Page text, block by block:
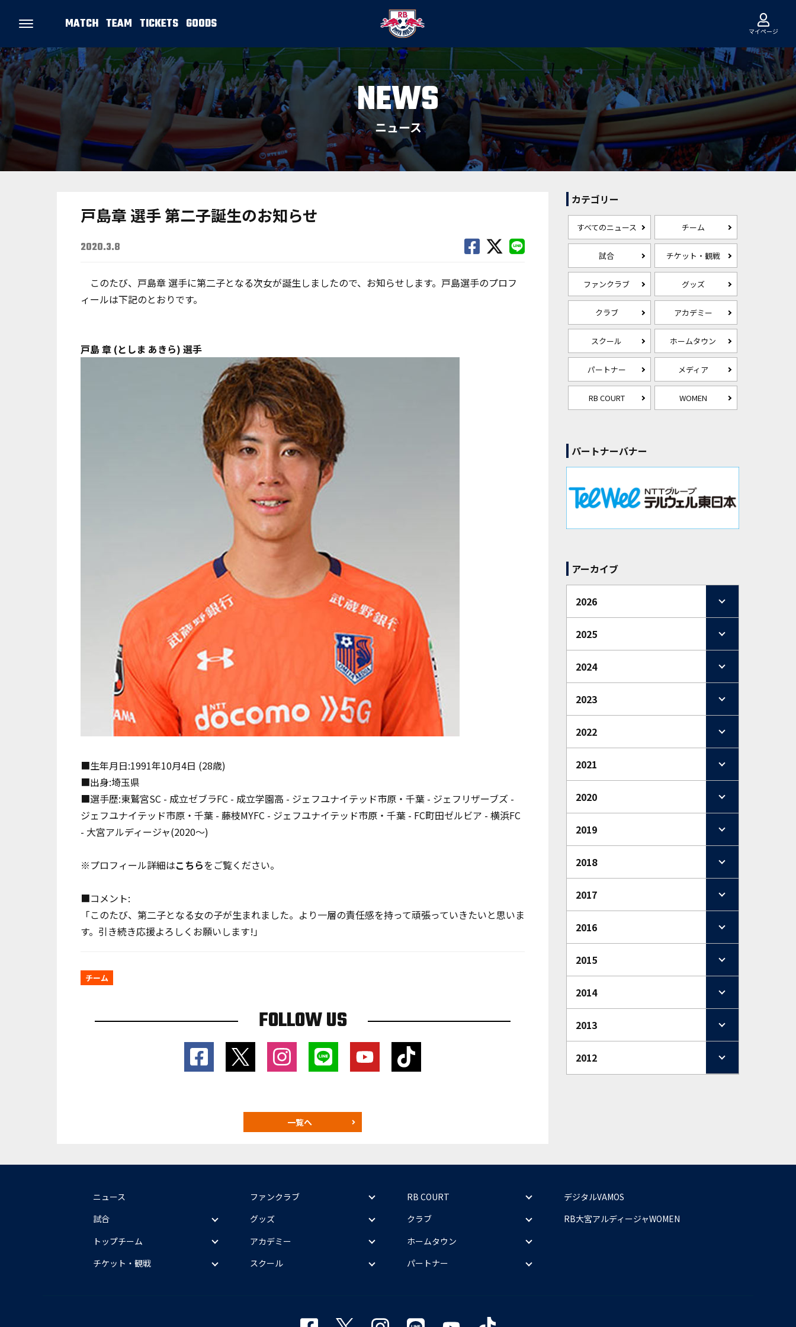
MATCH TEAM TICKETS GOODS マイページ
NEWS
ニュース
戸島章 選手 第二子誕生のお知らせ
2020.3.8
このたび、戸島章 選手に第二子となる次女が誕生しましたので、お知らせします。戸島選手のプロフ
ィールは下記のとおりです。
戸島 章 (としま あきら) 選手
■生年月日:1991年10月4日 (28歳)
■出身:埼玉県
■選手歴:東鷲宮SC - 成立ゼブラFC - 成立学園高 - ジェフユナイテッド市原・千葉 - ジェフリザーブズ -
ジェフユナイテッド市原・千葉 - 藤枝MYFC - ジェフユナイテッド市原・千葉 - FC町田ゼルビア - 横浜FC
- 大宮アルディージャ(2020～)
※プロフィール詳細はこちらをご覧ください。
■コメント:
「このたび、第二子となる女の子が生まれました。より一層の責任感を持って頑張っていきたいと思いま
す。引き続き応援よろしくお願いします!」
チーム
FOLLOW US
一覧へ
カテゴリー
すべてのニュース チーム
試合 チケット・観戦
ファンクラブ グッズ
クラブ アカデミー
スクール ホームタウン
パートナー メディア
RB COURT WOMEN
パートナーバナー
アーカイブ
2026
2025
2024
2023
2022
2021
2020
2019
2018
2017
2016
2015
2014
2013
2012
ニュース
試合
トップチーム
チケット・観戦
ファンクラブ
グッズ
アカデミー
スクール
RB COURT
クラブ
ホームタウン
パートナー
デジタルVAMOS
RB大宮アルディージャWOMEN